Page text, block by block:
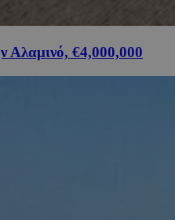
Αλαμινό, €4,000,000